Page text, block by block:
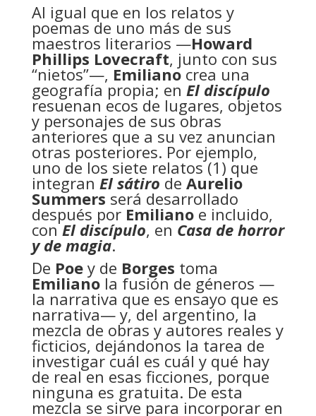
Al igual que en los relatos y
poemas de uno más de sus
maestros literarios —Howard
Phillips Lovecraft, junto con sus
“nietos”—, Emilianocrea una
geografía propia; en El discípulo
resuenan ecos de lugares, objetos
y personajes de sus obras
anteriores que a su vez anuncian
otras posteriores. Por ejemplo,
uno de los siete relatos (1) que
integran El sátiro de Aurelio
Summers será desarrollado
después por Emilianoe incluido,
conEl discípulo, en Casa de horror
y de magia.
De Poey de Borges toma
Emilianola fusión de géneros —
la narrativa que es ensayo que es
narrativa— y, del argentino, la
mezcla de obras y autores reales y
ficticios, dejándonos la tarea de
investigar cuál es cuál y qué hay
de real en esas ficciones, porque
ninguna es gratuita. De esta
mezcla se sirve para incorporar en